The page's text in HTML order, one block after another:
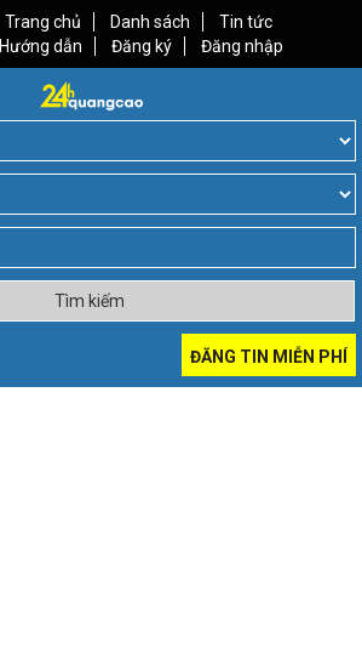
Trang chủ Danh sách
Tin tức
Hướng dẫn Đăng ký Đăng nhập
Tìm kiếm
ĐĂNG TIN MIỄN PHÍ